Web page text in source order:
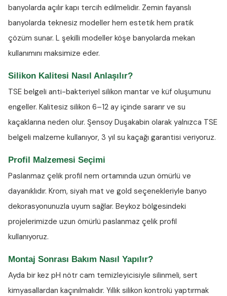
banyolarda açılır kapı tercih edilmelidir. Zemin fayanslı
banyolarda teknesiz modeller hem estetik hem pratik
çözüm sunar. L şekilli modeller köşe banyolarda mekan
kullanımını maksimize eder.
Silikon Kalitesi Nasıl Anlaşılır?
TSE belgeli anti-bakteriyel silikon mantar ve küf oluşumunu
engeller. Kalitesiz silikon 6–12 ay içinde sararır ve su
kaçaklarına neden olur. Şensoy Duşakabin olarak yalnızca TSE
belgeli malzeme kullanıyor, 3 yıl su kaçağı garantisi veriyoruz.
Profil Malzemesi Seçimi
Paslanmaz çelik profil nem ortamında uzun ömürlü ve
dayanıklıdır. Krom, siyah mat ve gold seçenekleriyle banyo
dekorasyonunuzla uyum sağlar. Beykoz bölgesindeki
projelerimizde uzun ömürlü paslanmaz çelik profil
kullanıyoruz.
Montaj Sonrası Bakım Nasıl Yapılır?
Ayda bir kez pH nötr cam temizleyicisiyle silinmeli, sert
kimyasallardan kaçınılmalıdır. Yıllık silikon kontrolü yaptırmak